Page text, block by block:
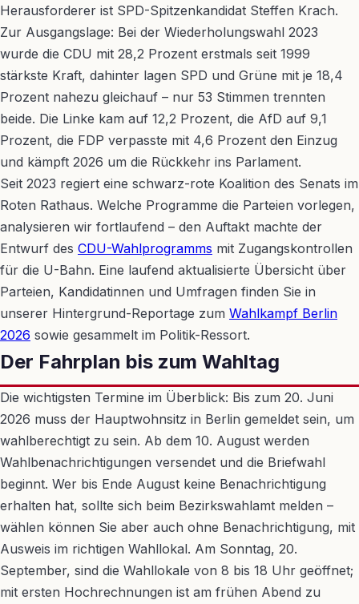
Herausforderer ist SPD-Spitzenkandidat Steffen Krach.
Zur Ausgangslage: Bei der Wiederholungswahl 2023
wurde die CDU mit 28,2 Prozent erstmals seit 1999
stärkste Kraft, dahinter lagen SPD und Grüne mit je 18,4
Prozent nahezu gleichauf – nur 53 Stimmen trennten
beide. Die Linke kam auf 12,2 Prozent, die AfD auf 9,1
Prozent, die FDP verpasste mit 4,6 Prozent den Einzug
und kämpft 2026 um die Rückkehr ins Parlament.
Seit 2023 regiert eine schwarz-rote Koalition des Senats im
Roten Rathaus. Welche Programme die Parteien vorlegen,
analysieren wir fortlaufend – den Auftakt machte der
Entwurf des CDU-Wahlprogramms mit Zugangskontrollen
für die U-Bahn. Eine laufend aktualisierte Übersicht über
Parteien, Kandidatinnen und Umfragen finden Sie in
unserer Hintergrund-Reportage zum Wahlkampf Berlin
2026 sowie gesammelt im Politik-Ressort.
Der Fahrplan bis zum Wahltag
Die wichtigsten Termine im Überblick: Bis zum 20. Juni
2026 muss der Hauptwohnsitz in Berlin gemeldet sein, um
wahlberechtigt zu sein. Ab dem 10. August werden
Wahlbenachrichtigungen versendet und die Briefwahl
beginnt. Wer bis Ende August keine Benachrichtigung
erhalten hat, sollte sich beim Bezirkswahlamt melden –
wählen können Sie aber auch ohne Benachrichtigung, mit
Ausweis im richtigen Wahllokal. Am Sonntag, 20.
September, sind die Wahllokale von 8 bis 18 Uhr geöffnet;
mit ersten Hochrechnungen ist am frühen Abend zu